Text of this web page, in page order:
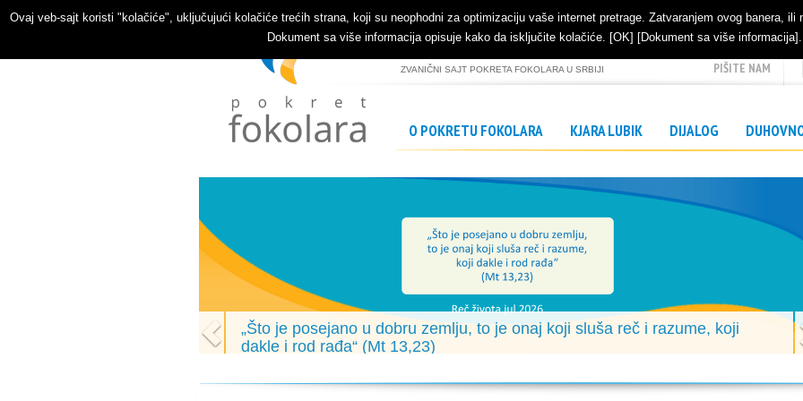
ZVANIČNI SAJT POKRETA FOKOLARA U SRBIJI PIŠITE NAM
O POKRETU FOKOLARA KJARA LUBIK DIJALOG
„Što je posejano u dobru zemlju, to je onaj koji sluša reč i razume, koji
dakle i rod rađa“ (Mt 13,23)
svojim učenicima i objašnjava duboko značenje svojih reči.
Ovaj veb-sajt koristi "kolačiće", uključujući kolačiće trećih strana, koji su neophodni za optimizaciju vaše internet pretrage. Zatvaranjem ovog banera,
Dokument sa više informacija opisuje kako da isključite kolačiće. [OK] [Dokument sa više informacija].